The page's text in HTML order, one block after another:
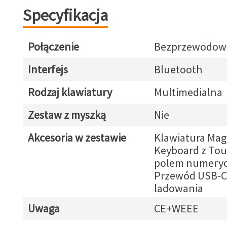
Specyfikacja
Połączenie
Interfejs
Bluetooth
Rodzaj klawiatury
Multimedialna
Zestaw z myszką
Nie
Akcesoria w zestawie
Klawiatura
Keyboard z
polem
Przewód USB-
ladowania
Uwaga
CE+WEEE